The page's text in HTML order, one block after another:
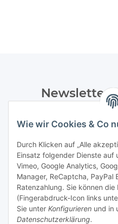
Wie wir Cookies & Co
Durch Klicken auf „Alle
Einsatz folgender Dienste auf
Vimeo, Google Analytics,
Manager, ReCaptcha, PayPal
Ratenzahlung. Sie können
(Fingerabdruck-Icon links
Sie unter Konfigurieren und in
Datenschutzerklärung.
Newsletter
Datenschutzerklärung
Informationen